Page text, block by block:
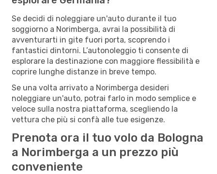
Se decidi di noleggiare un'auto durante il tuo
soggiorno a Norimberga, avrai la possibilità di
avventurarti in gite fuori porta, scoprendo i
fantastici dintorni. L’autonoleggio ti consente di
esplorare la destinazione con maggiore flessibilità e
coprire lunghe distanze in breve tempo.
Se una volta arrivato a Norimberga desideri
noleggiare un'auto, potrai farlo in modo semplice e
veloce sulla nostra piattaforma, scegliendo la
vettura che più si confà alle tue esigenze.
Prenota ora il tuo volo da Bologna
a Norimberga a un prezzo più
conveniente